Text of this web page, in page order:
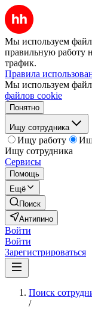
Мы используем
правильную работу
трафик.
Правила
Мы используем
файлов cookie
Понятно
Ищу сотрудника
Ищу работу
Ищу сотрудника
Сервисы
Помощь
Ещё
Поиск
Антипино
Войти
Войти
Зарегистрироваться
Поиск
/